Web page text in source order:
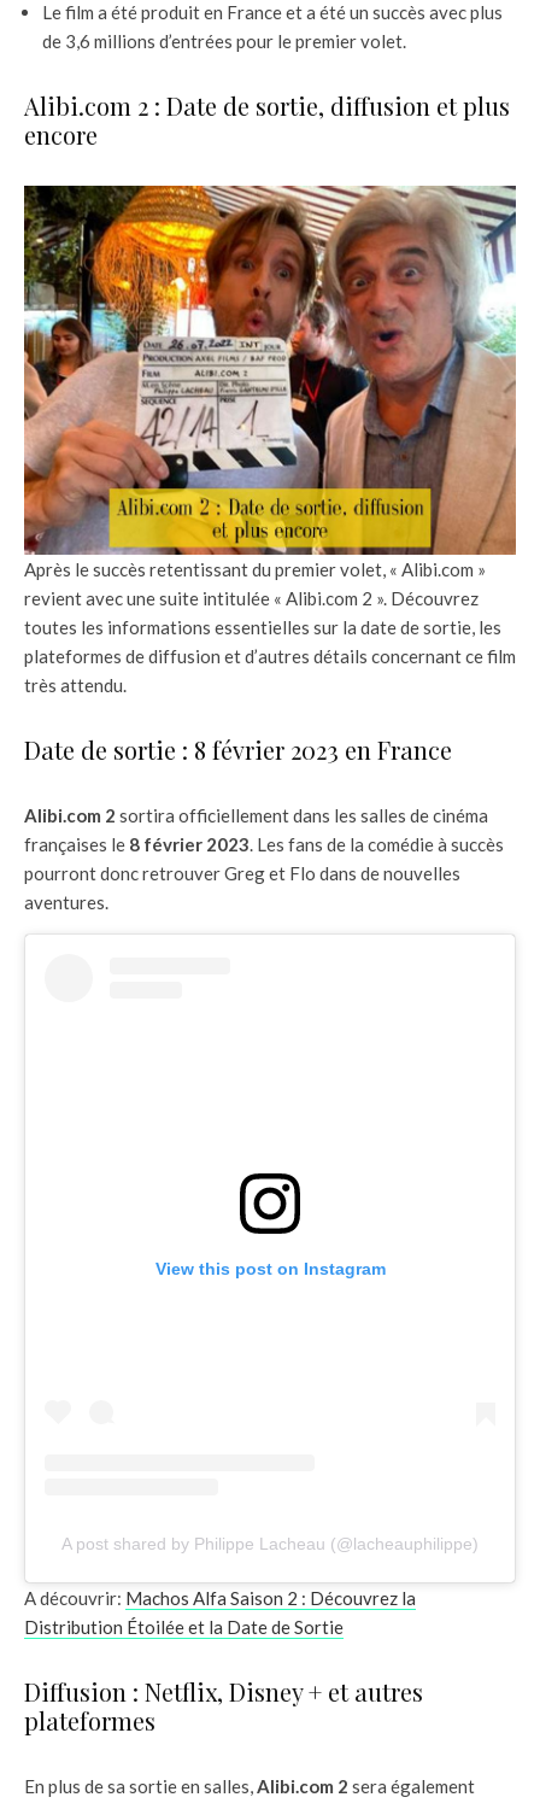
Le film a été produit en France et a été un succès avec plus
de 3,6 millions d’entrées pour le premier volet.
Alibi.com 2 : Date de sortie, diffusion et plus
encore
Après le succès retentissant du premier volet, « Alibi.com »
revient avec une suite intitulée « Alibi.com 2 ». Découvrez
toutes les informations essentielles sur la date de sortie, les
plateformes de diffusion et d’autres détails concernant ce film
très attendu.
Date de sortie : 8 février 2023 en France
Alibi.com 2 sortira officiellement dans les salles de cinéma
françaises le 8 février 2023 . Les fans de la comédie à succès
pourront donc retrouver Greg et Flo dans de nouvelles
aventures.
View this post on Instagram
A post shared by Philippe Lacheau (@lacheauphilippe)
A découvrir: Machos Alfa Saison 2 : Découvrez la
Distribution Étoilée et la Date de Sortie
Diffusion : Netflix, Disney + et autres
plateformes
En plus de sa sortie en salles, Alibi.com 2 sera également